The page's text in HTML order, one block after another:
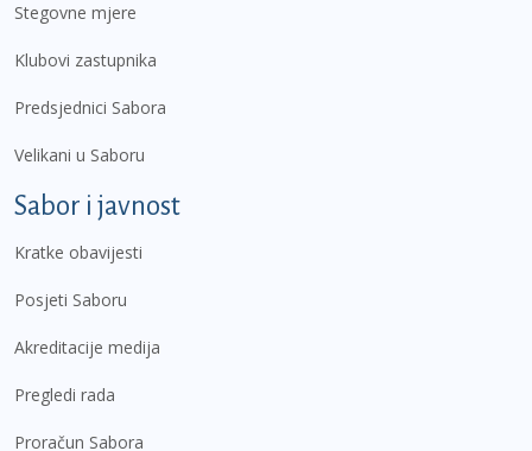
Stegovne mjere
Klubovi zastupnika
Predsjednici Sabora
Velikani u Saboru
Sabor i javnost
Kratke obavijesti
Posjeti Saboru
Akreditacije medija
Pregledi rada
Proračun Sabora